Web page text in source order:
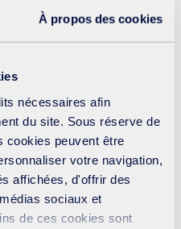
À propos des cookies
nécessaires afin
du site. Sous réserve de
cookies peuvent être
votre navigation,
affichées, d'offrir des
sociaux et
de ces cookies sont
des capacités des
au Sud.
opérationnels et
de recherche visant
l’eau potable et à
du management des
des conditions